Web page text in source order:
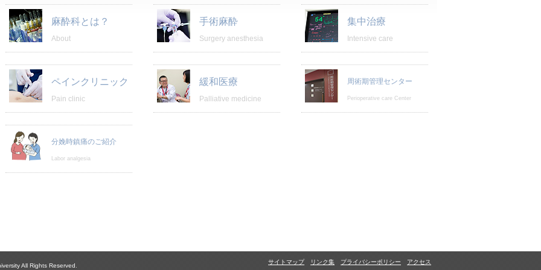
麻酔科とは？
About
手術麻酔
Surgery anesthesia
集中治療
Intensive care
ペインクリニック
Pain clinic
緩和医療
Palliative medicine
周術期管理センター
Perioperative care Center
分娩時鎮痛のご紹介
Labor analgesia
All Rights Reserved.
サイトマップ リンク集 プライバシーポリシー アクセス